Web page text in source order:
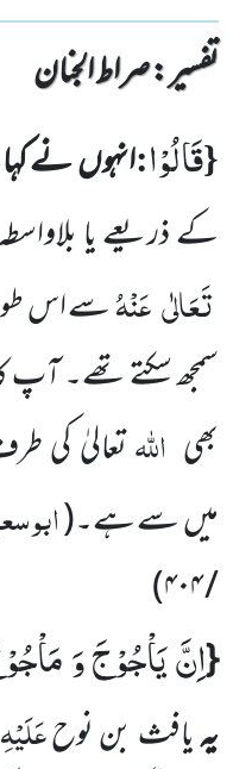
تفسیر : ‎صراط الجنان
{قَالُوْا:انہوںنے
کے ذریعے یا
تَعَالٰیعَنْہُسے اس
سمجھ سکتے تھے۔ آپ
بھی اللہتعالیٰ کی
میںسے ہے۔(ابو
/ ۴۰۴
)
{اِنَّ یَاْجُوْجَ وَ
یہیافث بن نوحعَلَیْہِ